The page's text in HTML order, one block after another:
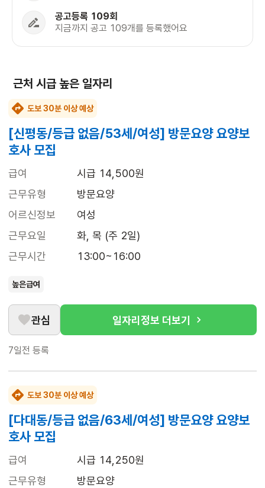
공고등록 109회
지금까지 공고 109개를 등록했어요
근처 시급 높은 일자리
도보 30분 이상 예상
[신평동/등급 없음/53세/여성] 방문요양 요양보
호사 모집
급여
시급 14,500원
근무유형
방문요양
어르신정보
여성
근무요일
화, 목 (주 2일)
근무시간
13:00~16:00
높은급여
관심 일자리정보 더보기
7일전 등록
도보 30분 이상 예상
[다대동/등급 없음/63세/여성] 방문요양 요양보
호사 모집
급여
시급 14,250원
근무유형
방문요양